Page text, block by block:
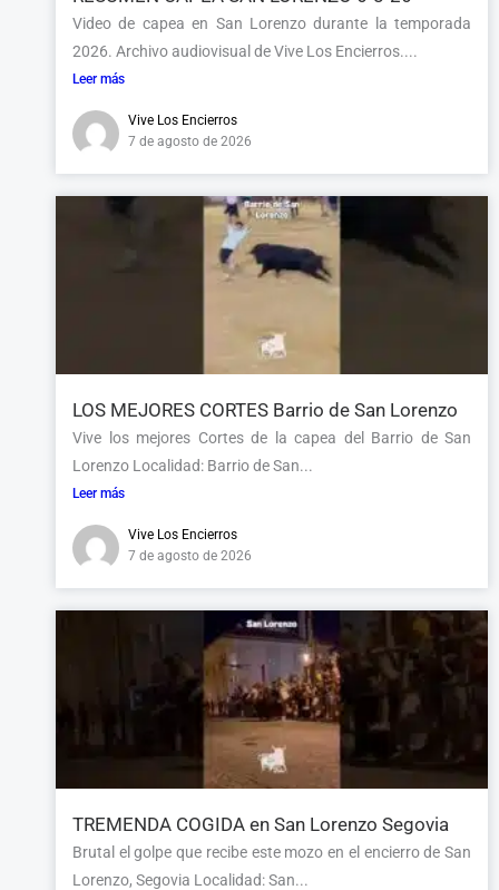
Video de capea en San Lorenzo durante la temporada
2026. Archivo audiovisual de Vive Los Encierros....
Leer más
Vive Los Encierros
7 de agosto de 2026
LOS MEJORES CORTES Barrio de San Lorenzo
Vive los mejores Cortes de la capea del Barrio de San
Lorenzo Localidad: Barrio de San...
Leer más
Vive Los Encierros
7 de agosto de 2026
TREMENDA COGIDA en San Lorenzo Segovia
Brutal el golpe que recibe este mozo en el encierro de San
Lorenzo, Segovia Localidad: San...